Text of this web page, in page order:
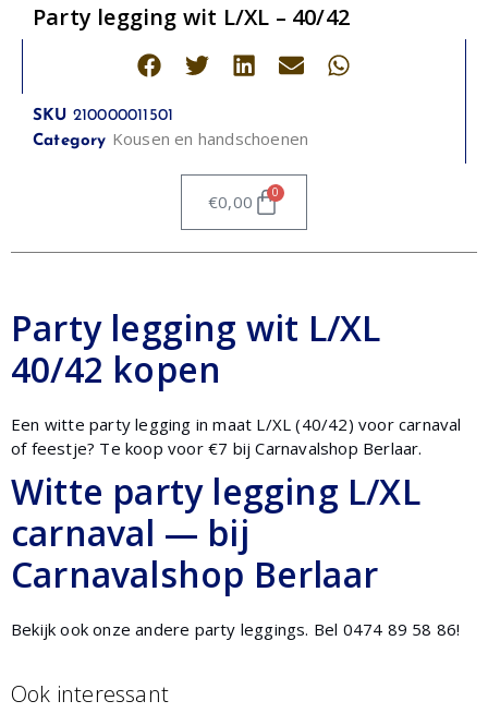
Party legging wit L/XL – 40/42
SKU 210000011501
Category Kousen en handschoenen
€0,00 0
Party legging wit L/XL
40/42 kopen
Een witte party legging in maat L/XL (40/42) voor carnaval
of feestje? Te koop voor €7 bij Carnavalshop Berlaar.
Witte party legging L/XL
carnaval — bij
Carnavalshop Berlaar
Bekijk ook onze andere party leggings. Bel 0474 89 58 86!
Ook interessant